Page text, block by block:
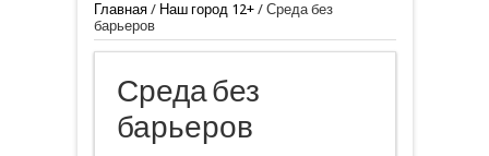
Главная/ Наш город 12+/ Среда без
барьеров
Среда без
барьеров